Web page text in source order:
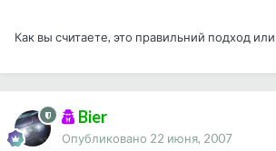
Как вы считаете, это правильний подход
Bier
Опубликовано 22 июня, 2007